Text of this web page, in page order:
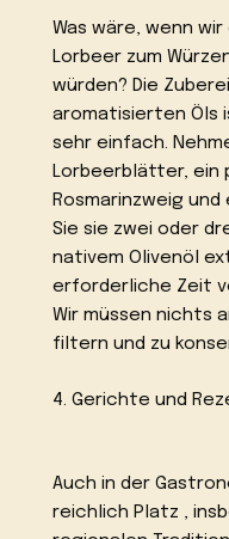
Was wäre, wenn
Lorbeer zum
würden? Die
aromatisierten Öls
sehr einfach.
Lorbeerblätter, ein
Rosmarinzweig
Sie sie zwei oder
nativem Olivenöl
erforderliche Zeit
Wir müssen nichts
filtern und zu
4. Gerichte und
Auch in der
reichlich Platz ,